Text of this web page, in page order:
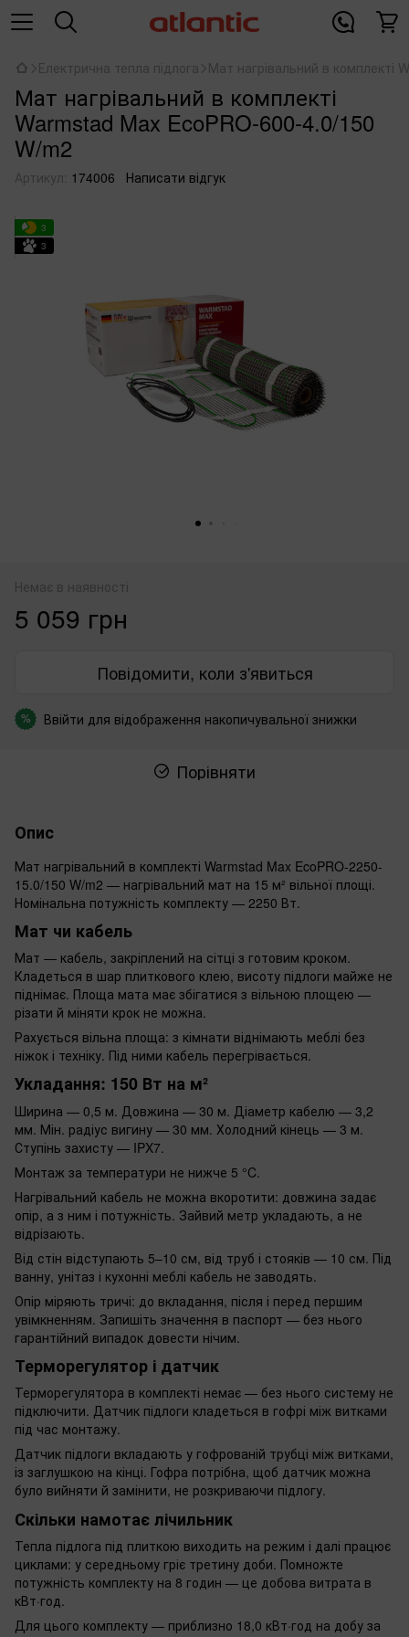
Електрична тепла підлога Мат нагрівальний в комплекті
Мат нагрівальний в комплекті
Warmstad Max EcoPRO-600-4.0/150
W/m2
Артикул: 174006 Написати відгук
3
3
Немає в наявності
5 059 грн
Повідомити, коли з'явиться
% Ввійти для відображення накопичувальної знижки
Порівняти
Опис
Мат нагрівальний в комплекті Warmstad Max EcoPRO-2250-
15.0/150 W/m2 — нагрівальний мат на 15 м² вільної площі.
Номінальна потужність комплекту — 2250 Вт.
Мат чи кабель
Мат — кабель, закріплений на сітці з готовим кроком.
Кладеться в шар плиткового клею, висоту підлоги майже не
піднімає. Площа мата має збігатися з вільною площею —
різати й міняти крок не можна.
Рахується вільна площа: з кімнати віднімають меблі без
ніжок і техніку. Під ними кабель перегрівається.
Укладання: 150 Вт на м²
Ширина — 0,5 м. Довжина — 30 м. Діаметр кабелю — 3,2
мм. Мін. радіус вигину — 30 мм. Холодний кінець — 3 м.
Ступінь захисту — IPX7.
Монтаж за температури не нижче 5 °C.
Нагрівальний кабель не можна вкоротити: довжина задає
опір, а з ним і потужність. Зайвий метр укладають, а не
відрізають.
Від стін відступають 5–10 см, від труб і стояків — 10 см. Під
ванну, унітаз і кухонні меблі кабель не заводять.
Опір міряють тричі: до вкладання, після і перед першим
увімкненням. Запишіть значення в паспорт — без нього
гарантійний випадок довести нічим.
Терморегулятор і датчик
Терморегулятора в комплекті немає — без нього систему не
підключити. Датчик підлоги кладеться в гофрі між витками
під час монтажу.
Датчик підлоги вкладають у гофрованій трубці між витками,
із заглушкою на кінці. Гофра потрібна, щоб датчик можна
було вийняти й замінити, не розкриваючи підлогу.
Скільки намотає лічильник
Тепла підлога під плиткою виходить на режим і далі працює
циклами: у середньому гріє третину доби. Помножте
потужність комплекту на 8 годин — це добова витрата в
кВт·год.
Для цього комплекту — приблизно 18,0 кВт·год на добу за